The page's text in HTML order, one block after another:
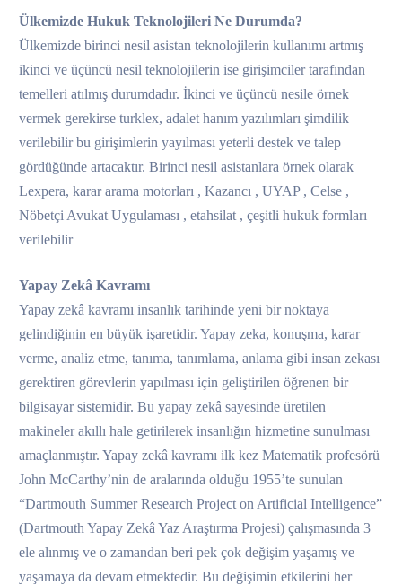
Ülkemizde Hukuk Teknolojileri Ne Durumda?
Ülkemizde birinci nesil asistan teknolojilerin kullanımı artmış
ikinci ve üçüncü nesil teknolojilerin ise girişimciler tarafından
temelleri atılmış durumdadır. İkinci ve üçüncü nesile örnek
vermek gerekirse turklex, adalet hanım yazılımları şimdilik
verilebilir bu girişimlerin yayılması yeterli destek ve talep
gördüğünde artacaktır. Birinci nesil asistanlara örnek olarak
Lexpera, karar arama motorları , Kazancı , UYAP , Celse ,
Nöbetçi Avukat Uygulaması , etahsilat , çeşitli hukuk formları
verilebilir
Yapay Zekâ Kavramı
Yapay zekâ kavramı insanlık tarihinde yeni bir noktaya
gelindiğinin en büyük işaretidir. Yapay zeka, konuşma, karar
verme, analiz etme, tanıma, tanımlama, anlama gibi insan zekası
gerektiren görevlerin yapılması için geliştirilen öğrenen bir
bilgisayar sistemidir. Bu yapay zekâ sayesinde üretilen
makineler akıllı hale getirilerek insanlığın hizmetine sunulması
amaçlanmıştır. Yapay zekâ kavramı ilk kez Matematik profesörü
John McCarthy’nin de aralarında olduğu 1955’te sunulan
“Dartmouth Summer Research Project on Artificial Intelligence”
(Dartmouth Yapay Zekâ Yaz Araştırma Projesi) çalışmasında 3
ele alınmış ve o zamandan beri pek çok değişim yaşamış ve
yaşamaya da devam etmektedir. Bu değişimin etkilerini her